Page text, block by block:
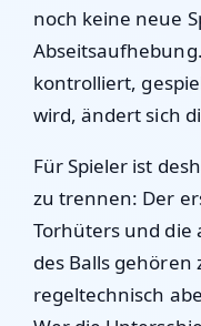
noch keine neue
kontrolliert,
wird, ändert sich
Für Spieler ist
zu trennen: Der
Torhüters und die
des Balls
regeltechnisch